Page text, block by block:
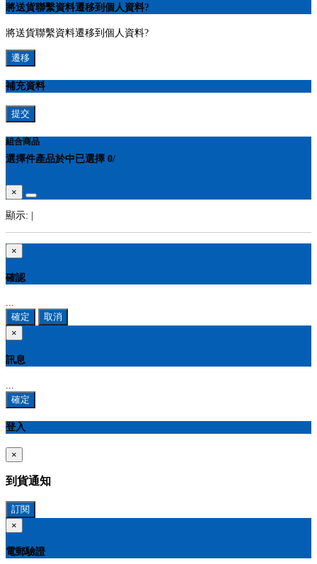
將送貨聯繫資料遷移到個人資料?
將送貨聯繫資料遷移到個人資料?
遷移
補充資料
提交
組合商品
選擇件產品於中已選擇 0/
×
顯示:
×
確認
...
確定
取消
×
訊息
確定
登入
×
到貨通知
訂閱
×
電郵驗證